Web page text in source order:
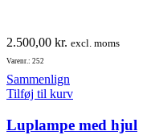
2.500,00 kr. excl. moms
Varenr.: 252
Sammenlign
Tilføj til kurv
Luplampe med hjul